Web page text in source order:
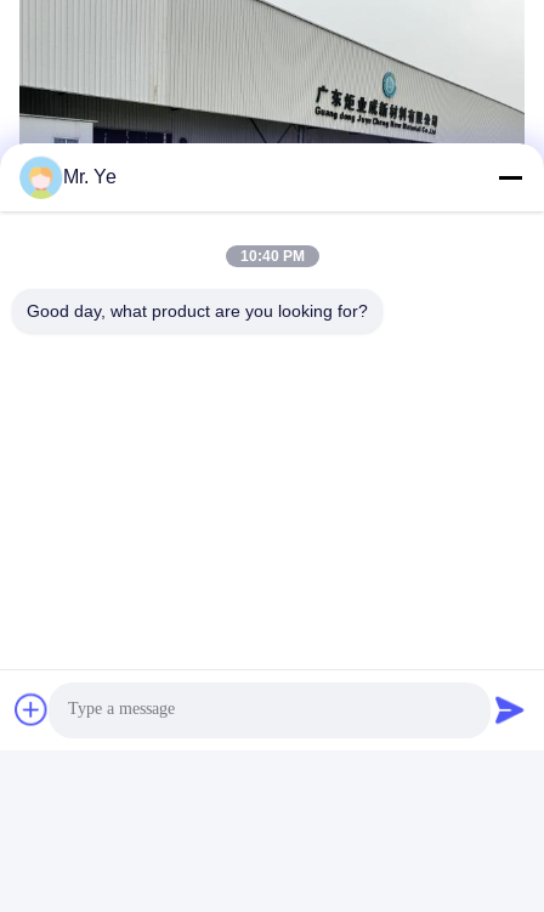
Mr. Ye
10:40 PM
Good day, what product are you looking for?